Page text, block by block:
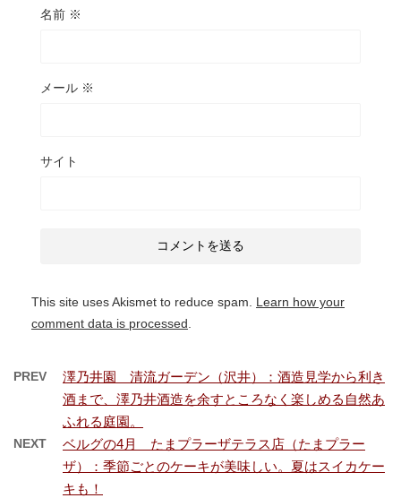
名前 ※
メール ※
サイト
This site uses Akismet to reduce spam. Learn how your
comment data is processed
PREV
澤乃井園 清流ガーデン（沢井）：酒造見学から利き
酒まで、澤乃井酒造を余すところなく楽しめる自然あ
ふれる庭園。
NEXT
ベルグの4月 たまプラーザテラス店（たまプラー
ザ）：季節ごとのケーキが美味しい。夏はスイカケー
キも！